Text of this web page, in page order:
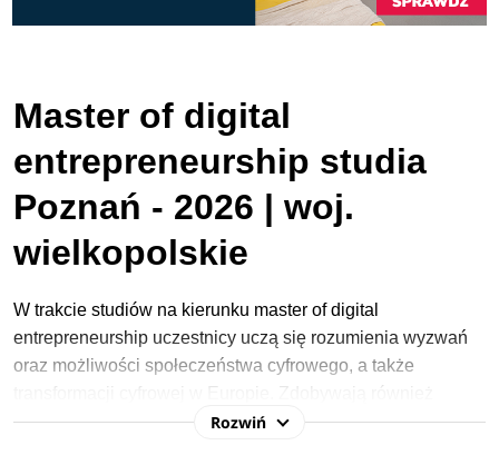
Master of digital
entrepreneurship studia
Poznań - 2026 | woj.
wielkopolskie
W trakcie studiów na kierunku master of digital
entrepreneurship uczestnicy uczą się rozumienia wyzwań
oraz możliwości społeczeństwa cyfrowego, a także
transformacji cyfrowej w Europie. Zdobywają również
wiedzę na temat zarządzania, finansów oraz narzędzi ICT
Rozwiń